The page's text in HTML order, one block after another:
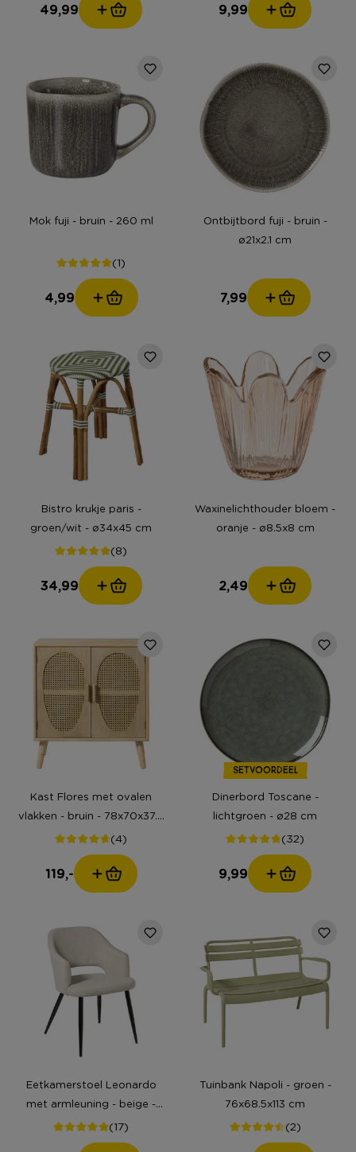
49,99 9,99
Mok fuji - bruin - 260 ml
(1)
4,99
Ontbijtbord fuji - bruin -
ø21x2.1 cm
7,99
Bistro krukje paris -
groen/wit - ø34x45 cm
(8)
34,99
Waxinelichthouder bloem -
oranje - ø8.5x8 cm
2,49
Kast Flores met ovalen
vlakken - bruin - 78x70x37.5
cm
(4)
119,-
SETVOORDEEL
Dinerbord Toscane -
lichtgroen - ø28 cm
(32)
9,99
Eetkamerstoel Leonardo
met armleuning - beige -
81x62.5x56 cm
(17)
Tuinbank Napoli - groen -
76x68.5x113 cm
(2)